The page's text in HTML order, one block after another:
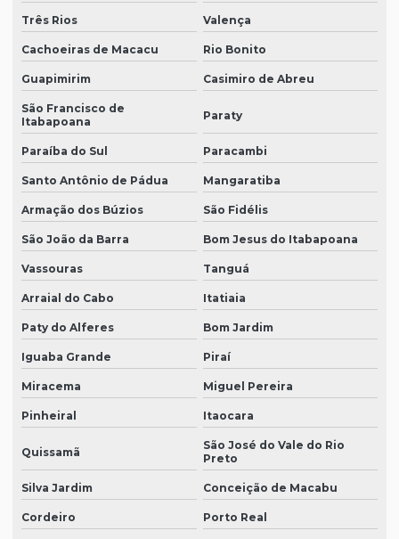
Três Rios Valença
Cachoeiras de Macacu Rio Bonito
Guapimirim Casimiro de Abreu
São Francisco de
Itabapoana
Paraty
Paraíba do Sul Paracambi
Santo Antônio de Pádua Mangaratiba
Armação dos Búzios São Fidélis
São João da Barra Bom Jesus do Itabapoana
Vassouras Tanguá
Arraial do Cabo Itatiaia
Paty do Alferes Bom Jardim
Iguaba Grande Piraí
Miracema Miguel Pereira
Pinheiral Itaocara
Quissamã
São José do Vale do Rio
Preto
Silva Jardim Conceição de Macabu
Cordeiro Porto Real